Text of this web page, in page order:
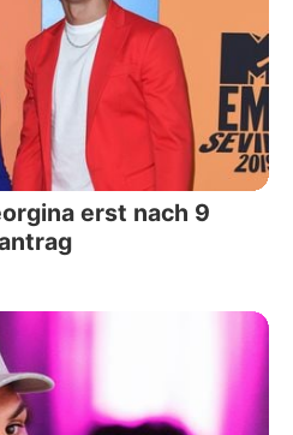
erst nach 9